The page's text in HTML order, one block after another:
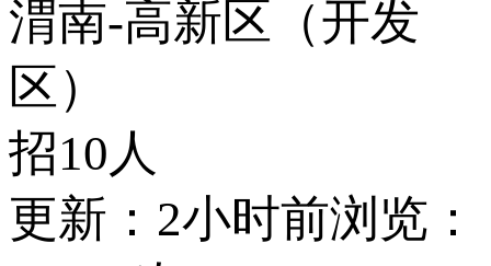
渭南-高新区（开发
区）
招10人
更新：2小时前浏览：